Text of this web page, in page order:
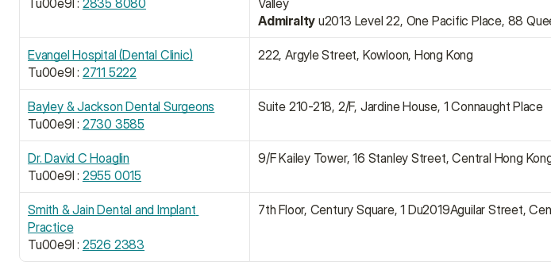
Tu00e9l : 2835 8080
Valley
Admiralty u2013 Level 22, One Pacific Place, 88
Evangel Hospital (Dental Clinic)
Tu00e9l : 2711 5222
222, Argyle Street, Kowloon, Hong Kong
Bayley & Jackson Dental Surgeons
Tu00e9l : 2730 3585
Suite 210-218, 2/F, Jardine House, 1 Connaught Place
Dr. David C Hoaglin
Tu00e9l : 2955 0015
9/F Kailey Tower, 16 Stanley Street, Central Hong
Smith & Jain Dental and Implant
Practice
Tu00e9l : 2526 2383
7th Floor, Century Square, 1 Du2019Aguilar Street,